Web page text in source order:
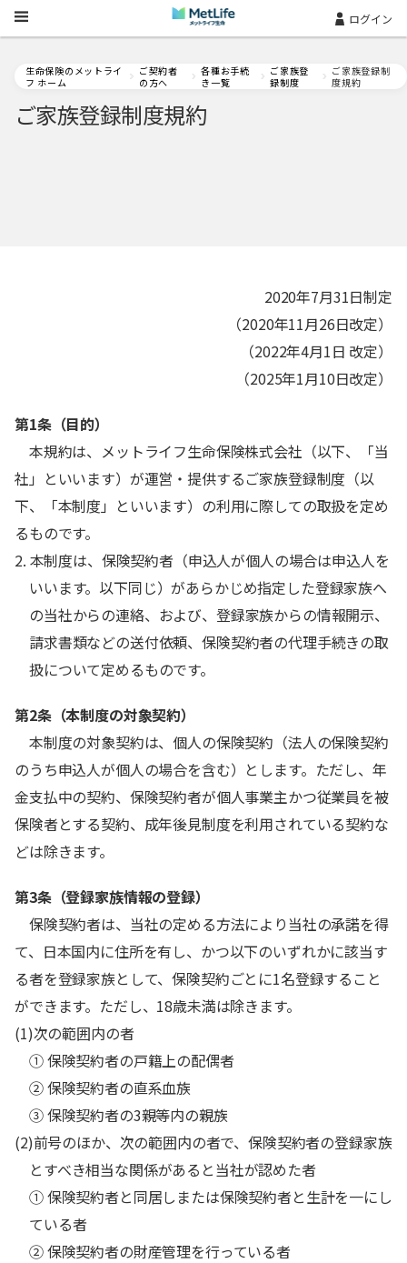
Skip Navigation ログイン
生命保険のメットライ
フ ホーム
ご契約者
の方へ
各種お手続
き一覧
ご家族登
録制度
ご家族登録制
度規約
ご家族登録制度規約
2020年7月31日制定
（2020年11月26日改定）
（2022年4月1日 改定）
（2025年1月10日改定）
第1条（目的）
本規約は、メットライフ生命保険株式会社（以下、「当
社」といいます）が運営・提供するご家族登録制度（以
下、「本制度」といいます）の利用に際しての取扱を定め
るものです。
2. 本制度は、保険契約者（申込人が個人の場合は申込人を
いいます。以下同じ）があらかじめ指定した登録家族へ
の当社からの連絡、および、登録家族からの情報開示、
請求書類などの送付依頼、保険契約者の代理手続きの取
扱について定めるものです。
第2条（本制度の対象契約）
本制度の対象契約は、個人の保険契約（法人の保険契約
のうち申込人が個人の場合を含む）とします。ただし、年
金支払中の契約、保険契約者が個人事業主かつ従業員を被
保険者とする契約、成年後見制度を利用されている契約な
どは除きます。
第3条（登録家族情報の登録）
保険契約者は、当社の定める方法により当社の承諾を得
て、日本国内に住所を有し、かつ以下のいずれかに該当す
る者を登録家族として、保険契約ごとに1名登録すること
ができます。ただし、18歳未満は除きます。
(1)次の範囲内の者
① 保険契約者の戸籍上の配偶者
② 保険契約者の直系血族
③ 保険契約者の3親等内の親族
(2)前号のほか、次の範囲内の者で、保険契約者の登録家族
とすべき相当な関係があると当社が認めた者
① 保険契約者と同居しまたは保険契約者と生計を一にし
ている者
② 保険契約者の財産管理を行っている者